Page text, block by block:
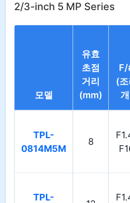
2/3-inch 5 MP Series
모델
유효
초점
거리
(mm)
(조
TPL-
0814M5M
8
TPL-